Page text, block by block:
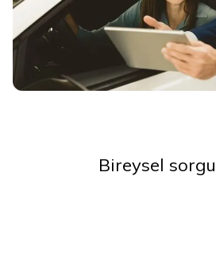
Bireysel